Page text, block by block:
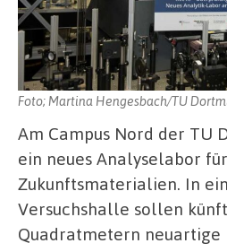
Foto; Martina Hengesbach/TU
Am Campus Nord der TU
ein neues Analyselabor für
Zukunftsmaterialien. In
Versuchshalle sollen
Quadratmetern